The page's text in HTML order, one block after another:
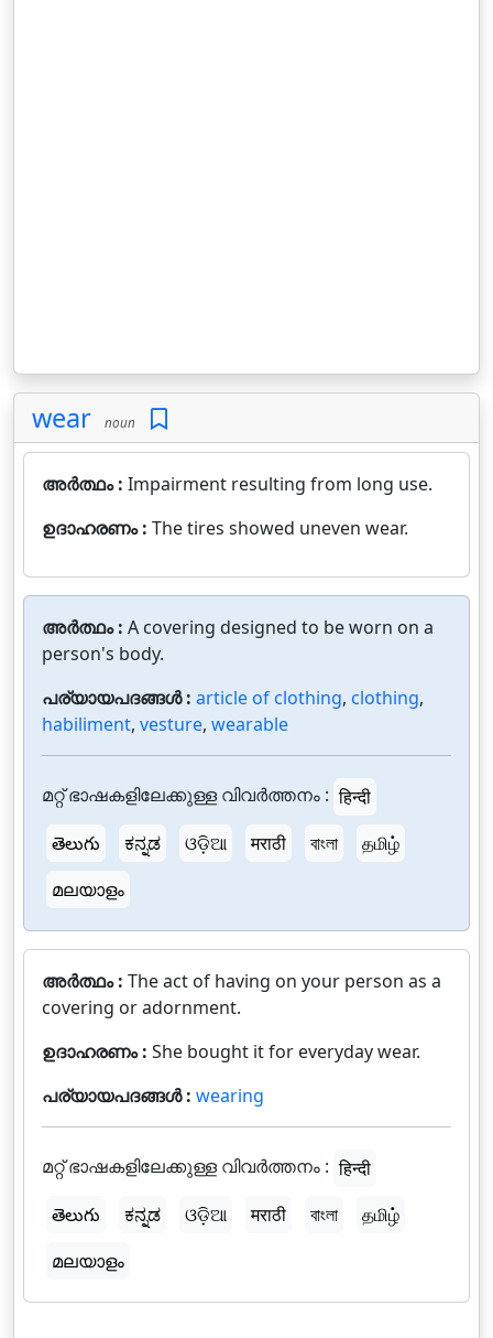
wear noun
അർത്ഥം : Impairment resulting from long use.
ഉദാഹരണം : The tires showed uneven wear.
അർത്ഥം : A covering designed to be worn on a
person's body.
പര്യായപദങ്ങൾ : article of clothing, clothing,
habiliment, vesture, wearable
മറ്റ് ഭാഷകളിലേക്കുള്ള വിവർത്തനം : हिन्दी
తెలుగు
ಕನ್ನಡ ଓଡ଼ିଆ मराठी বাংলা
தமிழ்
മലയാളം
അർത്ഥം : The act of having on your person as a
covering or adornment.
ഉദാഹരണം : She bought it for everyday wear.
പര്യായപദങ്ങൾ : wearing
മറ്റ് ഭാഷകളിലേക്കുള്ള വിവർത്തനം : हिन्दी
తెలుగు
ಕನ್ನಡ ଓଡ଼ିଆ मराठी বাংলা
தமிழ்
മലയാളം